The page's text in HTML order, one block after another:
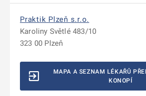
Praktik Plzeň s.r.o.
Karoliny Světlé 483/10
323 00 Plzeň
MAPA A SEZNAM LÉKAŘŮ
KONOPÍ